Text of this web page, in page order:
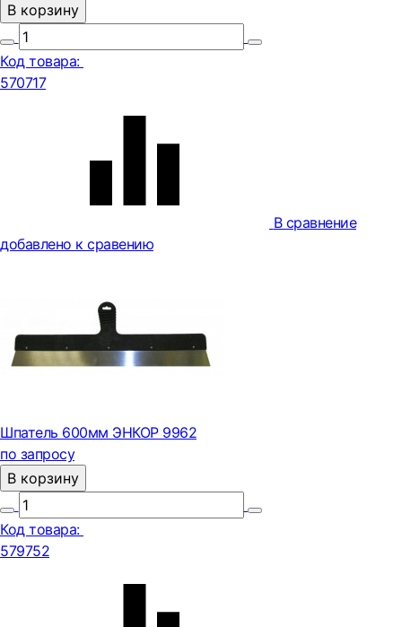
В корзину
Код товара:
570717
В сравнение
добавлено к сравению
Шпатель 600мм ЭНКОР 9962
по запросу
В корзину
Код товара:
579752